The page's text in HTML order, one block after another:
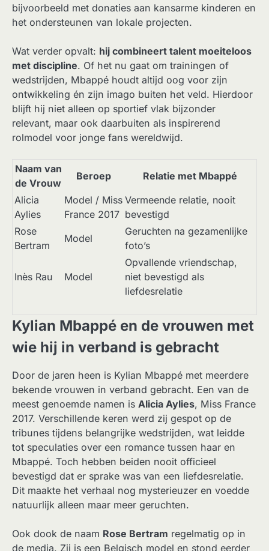
bijvoorbeeld met donaties aan kansarme kinderen en
het ondersteunen van lokale projecten.
Wat verder opvalt: hij combineert talent moeiteloos
met discipline. Of het nu gaat om trainingen of
wedstrijden, Mbappé houdt altijd oog voor zijn
ontwikkeling én zijn imago buiten het veld. Hierdoor
blijft hij niet alleen op sportief vlak bijzonder
relevant, maar ook daarbuiten als inspirerend
rolmodel voor jonge fans wereldwijd.
Naam van
de Vrouw
Beroep
Relatie met Mbappé
Alicia
Aylies
Model / Miss
France 2017
Vermeende relatie, nooit
bevestigd
Rose
Bertram
Model
Geruchten na gezamenlijke
foto’s
Inès Rau Model
Opvallende vriendschap,
niet bevestigd als
liefdesrelatie
Kylian Mbappé en de vrouwen met
wie hij in verband is gebracht
Door de jaren heen is Kylian Mbappé met meerdere
bekende vrouwen in verband gebracht. Een van de
meest genoemde namen is Alicia Aylies, Miss France
2017. Verschillende keren werd zij gespot op de
tribunes tijdens belangrijke wedstrijden, wat leidde
tot speculaties over een romance tussen haar en
Mbappé. Toch hebben beiden nooit officieel
bevestigd dat er sprake was van een liefdesrelatie.
Dit maakte het verhaal nog mysterieuzer en voedde
natuurlijk alleen maar meer geruchten.
Ook dook de naam Rose Bertram regelmatig op in
de media. Zij is een Belgisch model en stond eerder